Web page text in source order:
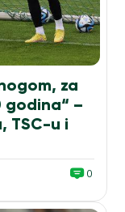
za
godina“ –
TSC-u i
0